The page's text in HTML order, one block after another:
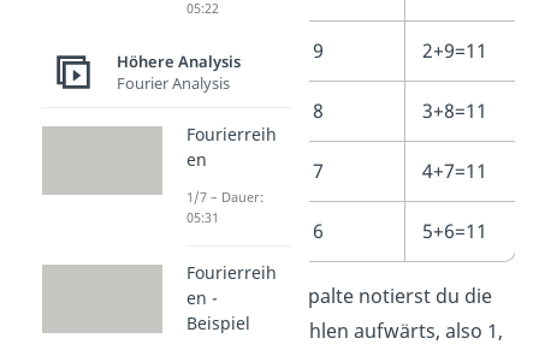
9 2+9=11
8 3+8=11
4 7 4+7=11
5 6 5+6=11
In der linken Spalte notierst du die
natürlichen Zahlen aufwärts, also 1,
05:22
Höhere Analysis
Fourier Analysis
Fourierreih
en
1/7 – Dauer:
05:31
Fourierreih
en -
Beispiel